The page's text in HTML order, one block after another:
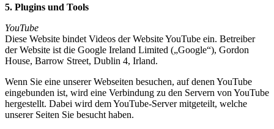
5. Plugins und Tools
YouTube
Diese Website bindet Videos der Website YouTube ein. Betreiber
der Website ist die Google Ireland Limited („Google“), Gordon
House, Barrow Street, Dublin 4, Irland.
Wenn Sie eine unserer Webseiten besuchen, auf denen YouTube
eingebunden ist, wird eine Verbindung zu den Servern von YouTube
hergestellt. Dabei wird dem YouTube-Server mitgeteilt, welche
unserer Seiten Sie besucht haben.